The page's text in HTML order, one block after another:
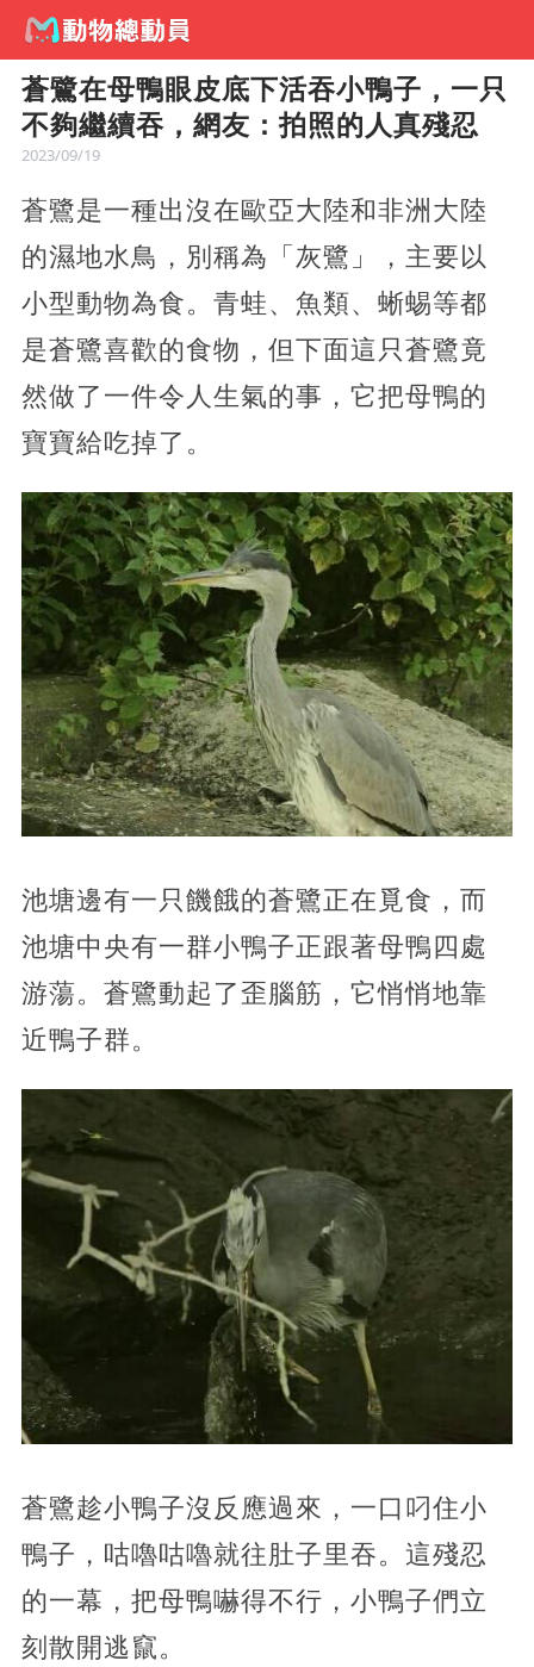
蒼鷺在母鴨眼皮底下活吞小鴨子，一只
不夠繼續吞，網友：拍照的人真殘忍
2023/09/19
蒼鷺是一種出沒在歐亞大陸和非洲大陸
的濕地水鳥，別稱為「灰鷺」，主要以
小型動物為食。青蛙、魚類、蜥蜴等都
是蒼鷺喜歡的食物，但下面這只蒼鷺竟
然做了一件令人生氣的事，它把母鴨的
寶寶給吃掉了。
池塘邊有一只饑餓的蒼鷺正在覓食，而
池塘中央有一群小鴨子正跟著母鴨四處
游蕩。蒼鷺動起了歪腦筋，它悄悄地靠
近鴨子群。
蒼鷺趁小鴨子沒反應過來，一口叼住小
鴨子，咕嚕咕嚕就往肚子里吞。這殘忍
的一幕，把母鴨嚇得不行，小鴨子們立
刻散開逃竄。